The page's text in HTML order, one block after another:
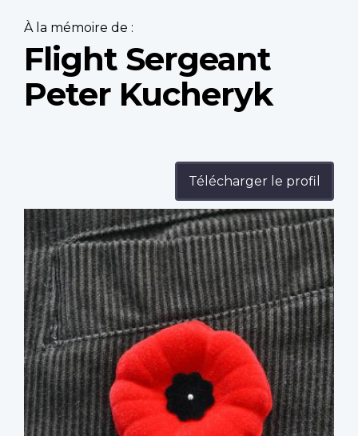
À la mémoire de :
Flight Sergeant
Peter Kucheryk
Télécharger le profil
Profile
image